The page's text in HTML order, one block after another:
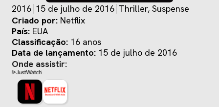
2016 15 de julho de 2016 Thriller, Suspense
Criado por: Netflix
País: EUA
Classificação: 16 anos
Data de lançamento: 15 de julho de 2016
Onde assistir: